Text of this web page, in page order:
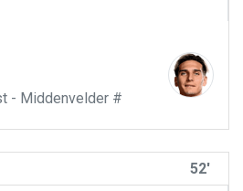
- Middenvelder #
52'